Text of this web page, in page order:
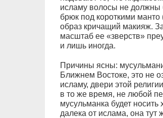
исламу волосы не должны
брюк под короткими
образ кричащий макияж.
масштаб ее «зверств»
и лишь иногда.
Причины ясны:
Ближнем Востоке, это не
исламу, двери этой
в то же время, не любой
мусульманка будет
далека от ислама, она тут